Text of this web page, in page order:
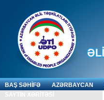
BAŞ SƏHİFƏ AZƏRBAYCAN
SAYTIN XƏRİTƏSİ